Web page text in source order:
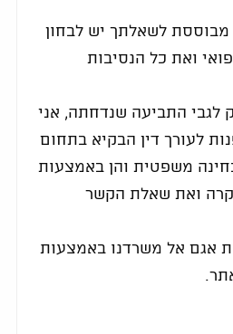
לשאלתך יש לבחון
ואת כל הנסיבות
לגבי התביעה שנדחתה, אני
לעורך דין הבקיא בתחום
משפטית והן באמצעות
ואת שאלת הקשר
אגם אל משרדנו באמצעות